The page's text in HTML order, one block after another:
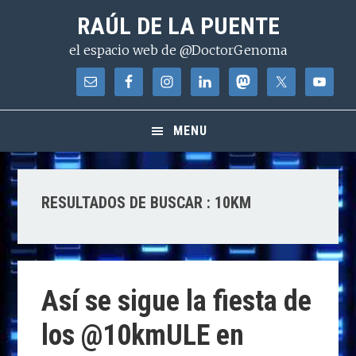
contenido
RAÚL DE LA PUENTE
el espacio web de @DoctorGenoma
MENU
RESULTADOS DE BUSCAR : 10KM
Así se sigue la fiesta de
los @10kmULE en